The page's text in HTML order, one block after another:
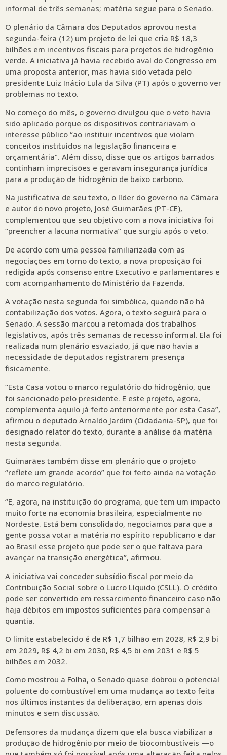
informal de três semanas; matéria segue para o Senado.
O plenário da Câmara dos Deputados aprovou nesta
segunda-feira (12) um projeto de lei que cria R$ 18,3
bilhões em incentivos fiscais para projetos de hidrogênio
verde. A iniciativa já havia recebido aval do Congresso em
uma proposta anterior, mas havia sido vetada pelo
presidente Luiz Inácio Lula da Silva (PT) após o governo ver
problemas no texto.
No começo do mês, o governo divulgou que o veto havia
sido aplicado porque os dispositivos contrariavam o
interesse público “ao instituir incentivos que violam
conceitos instituídos na legislação financeira e
orçamentária”. Além disso, disse que os artigos barrados
continham imprecisões e geravam insegurança jurídica
para a produção de hidrogênio de baixo carbono.
Na justificativa de seu texto, o líder do governo na Câmara
e autor do novo projeto, José Guimarães (PT-CE),
complementou que seu objetivo com a nova iniciativa foi
“preencher a lacuna normativa” que surgiu após o veto.
De acordo com uma pessoa familiarizada com as
negociações em torno do texto, a nova proposição foi
redigida após consenso entre Executivo e parlamentares e
com acompanhamento do Ministério da Fazenda.
A votação nesta segunda foi simbólica, quando não há
contabilização dos votos. Agora, o texto seguirá para o
Senado. A sessão marcou a retomada dos trabalhos
legislativos, após três semanas de recesso informal. Ela foi
realizada num plenário esvaziado, já que não havia a
necessidade de deputados registrarem presença
fisicamente.
“Esta Casa votou o marco regulatório do hidrogênio, que
foi sancionado pelo presidente. E este projeto, agora,
complementa aquilo já feito anteriormente por esta Casa”,
afirmou o deputado Arnaldo Jardim (Cidadania-SP), que foi
designado relator do texto, durante a análise da matéria
nesta segunda.
Guimarães também disse em plenário que o projeto
“reflete um grande acordo” que foi feito ainda na votação
do marco regulatório.
“E, agora, na instituição do programa, que tem um impacto
muito forte na economia brasileira, especialmente no
Nordeste. Está bem consolidado, negociamos para que a
gente possa votar a matéria no espírito republicano e dar
ao Brasil esse projeto que pode ser o que faltava para
avançar na transição energética”, afirmou.
A iniciativa vai conceder subsídio fiscal por meio da
Contribuição Social sobre o Lucro Líquido (CSLL). O crédito
pode ser convertido em ressarcimento financeiro caso não
haja débitos em impostos suficientes para compensar a
quantia.
O limite estabelecido é de R$ 1,7 bilhão em 2028, R$ 2,9 bi
em 2029, R$ 4,2 bi em 2030, R$ 4,5 bi em 2031 e R$ 5
bilhões em 2032.
Como mostrou a Folha, o Senado quase dobrou o potencial
poluente do combustível em uma mudança ao texto feita
nos últimos instantes da deliberação, em apenas dois
minutos e sem discussão.
Defensores da mudança dizem que ela busca viabilizar a
produção de hidrogênio por meio de biocombustíveis —o